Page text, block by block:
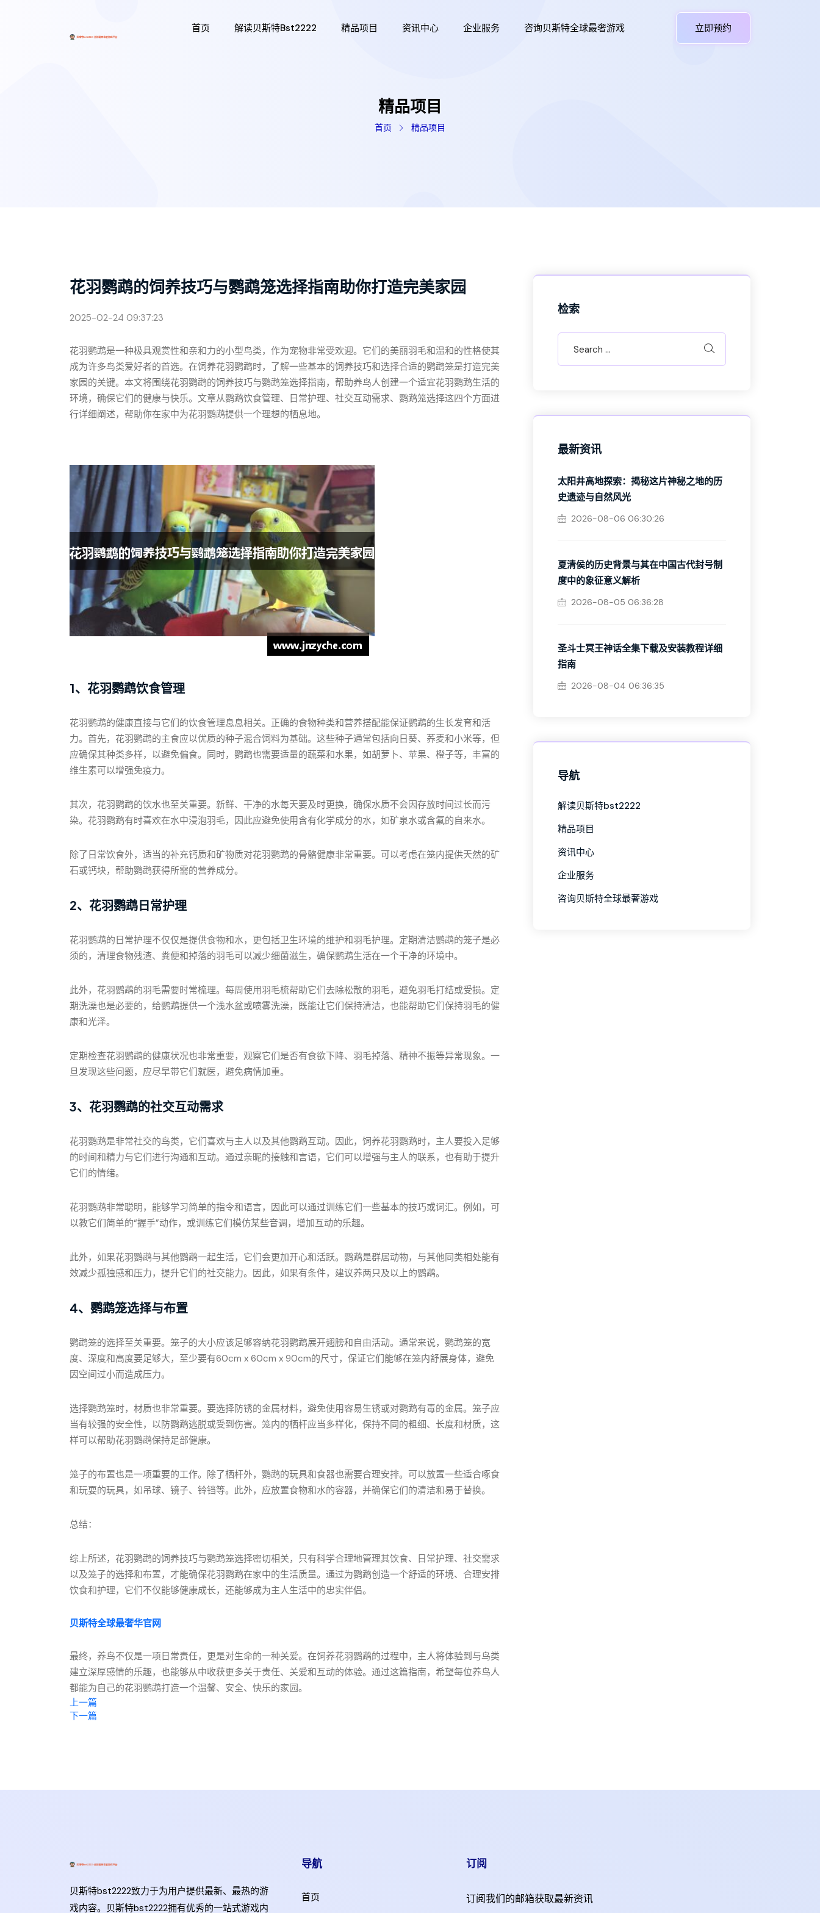
首页 解读贝斯特bst2222 精品项目 资讯中心 企业服务 咨询贝斯特全球最奢游戏 立即预约
精品项目
首页 精品项目
花羽鹦鹉的饲养技巧与鹦鹉笼选择指南助你打造完美家园
2025-02-24 09:37:23
花羽鹦鹉是一种极具观赏性和亲和力的小型鸟类，作为宠物非常受欢迎。它们的美丽羽毛和温和的性格使其
成为许多鸟类爱好者的首选。在饲养花羽鹦鹉时，了解一些基本的饲养技巧和选择合适的鹦鹉笼是打造完美
家园的关键。本文将围绕花羽鹦鹉的饲养技巧与鹦鹉笼选择指南，帮助养鸟人创建一个适宜花羽鹦鹉生活的
环境，确保它们的健康与快乐。文章从鹦鹉饮食管理、日常护理、社交互动需求、鹦鹉笼选择这四个方面进
行详细阐述，帮助你在家中为花羽鹦鹉提供一个理想的栖息地。
1、花羽鹦鹉饮食管理
花羽鹦鹉的健康直接与它们的饮食管理息息相关。正确的食物种类和营养搭配能保证鹦鹉的生长发育和活
力。首先，花羽鹦鹉的主食应以优质的种子混合饲料为基础。这些种子通常包括向日葵、荞麦和小米等，但
应确保其种类多样，以避免偏食。同时，鹦鹉也需要适量的蔬菜和水果，如胡萝卜、苹果、橙子等，丰富的
维生素可以增强免疫力。
其次，花羽鹦鹉的饮水也至关重要。新鲜、干净的水每天要及时更换，确保水质不会因存放时间过长而污
染。花羽鹦鹉有时喜欢在水中浸泡羽毛，因此应避免使用含有化学成分的水，如矿泉水或含氟的自来水。
除了日常饮食外，适当的补充钙质和矿物质对花羽鹦鹉的骨骼健康非常重要。可以考虑在笼内提供天然的矿
石或钙块，帮助鹦鹉获得所需的营养成分。
2、花羽鹦鹉日常护理
花羽鹦鹉的日常护理不仅仅是提供食物和水，更包括卫生环境的维护和羽毛护理。定期清洁鹦鹉的笼子是必
须的，清理食物残渣、粪便和掉落的羽毛可以减少细菌滋生，确保鹦鹉生活在一个干净的环境中。
此外，花羽鹦鹉的羽毛需要时常梳理。每周使用羽毛梳帮助它们去除松散的羽毛，避免羽毛打结或受损。定
期洗澡也是必要的，给鹦鹉提供一个浅水盆或喷雾洗澡，既能让它们保持清洁，也能帮助它们保持羽毛的健
康和光泽。
定期检查花羽鹦鹉的健康状况也非常重要，观察它们是否有食欲下降、羽毛掉落、精神不振等异常现象。一
旦发现这些问题，应尽早带它们就医，避免病情加重。
3、花羽鹦鹉的社交互动需求
花羽鹦鹉是非常社交的鸟类，它们喜欢与主人以及其他鹦鹉互动。因此，饲养花羽鹦鹉时，主人要投入足够
的时间和精力与它们进行沟通和互动。通过亲昵的接触和言语，它们可以增强与主人的联系，也有助于提升
它们的情绪。
花羽鹦鹉非常聪明，能够学习简单的指令和语言，因此可以通过训练它们一些基本的技巧或词汇。例如，可
以教它们简单的“握手”动作，或训练它们模仿某些音调，增加互动的乐趣。
此外，如果花羽鹦鹉与其他鹦鹉一起生活，它们会更加开心和活跃。鹦鹉是群居动物，与其他同类相处能有
效减少孤独感和压力，提升它们的社交能力。因此，如果有条件，建议养两只及以上的鹦鹉。
4、鹦鹉笼选择与布置
鹦鹉笼的选择至关重要。笼子的大小应该足够容纳花羽鹦鹉展开翅膀和自由活动。通常来说，鹦鹉笼的宽
度、深度和高度要足够大，至少要有60cm x 60cm x 90cm的尺寸，保证它们能够在笼内舒展身体，避免
因空间过小而造成压力。
选择鹦鹉笼时，材质也非常重要。要选择防锈的金属材料，避免使用容易生锈或对鹦鹉有毒的金属。笼子应
当有较强的安全性，以防鹦鹉逃脱或受到伤害。笼内的栖杆应当多样化，保持不同的粗细、长度和材质，这
样可以帮助花羽鹦鹉保持足部健康。
笼子的布置也是一项重要的工作。除了栖杆外，鹦鹉的玩具和食器也需要合理安排。可以放置一些适合啄食
和玩耍的玩具，如吊球、镜子、铃铛等。此外，应放置食物和水的容器，并确保它们的清洁和易于替换。
总结：
综上所述，花羽鹦鹉的饲养技巧与鹦鹉笼选择密切相关，只有科学合理地管理其饮食、日常护理、社交需求
以及笼子的选择和布置，才能确保花羽鹦鹉在家中的生活质量。通过为鹦鹉创造一个舒适的环境、合理安排
饮食和护理，它们不仅能够健康成长，还能够成为主人生活中的忠实伴侣。
贝斯特全球最奢华官网
最终，养鸟不仅是一项日常责任，更是对生命的一种关爱。在饲养花羽鹦鹉的过程中，主人将体验到与鸟类
建立深厚感情的乐趣，也能够从中收获更多关于责任、关爱和互动的体验。通过这篇指南，希望每位养鸟人
都能为自己的花羽鹦鹉打造一个温馨、安全、快乐的家园。
上一篇
下一篇
检索
最新资讯
太阳井高地探索：揭秘这片神秘之地的历
史遗迹与自然风光
2026-08-06 06:30:26
夏清侯的历史背景与其在中国古代封号制
度中的象征意义解析
2026-08-05 06:36:28
圣斗士冥王神话全集下载及安装教程详细
指南
2026-08-04 06:36:35
导航
解读贝斯特bst2222
精品项目
资讯中心
企业服务
咨询贝斯特全球最奢游戏
贝斯特bst2222致力于为用户提供最新、最热的游
戏内容。贝斯特bst2222拥有优秀的一站式游戏内
导航
首页
订阅
订阅我们的邮箱获取最新资讯